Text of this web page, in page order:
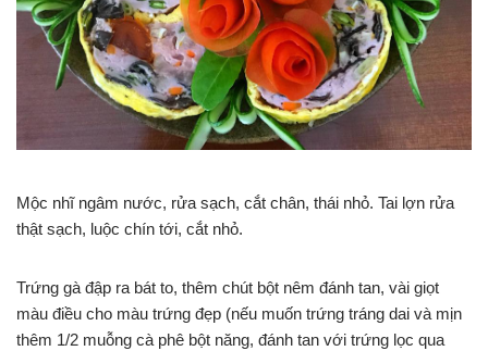
Mộc nhĩ ngâm nước, rửa sạch, cắt chân, thái nhỏ. Tai lợn rửa
thật sạch, luộc chín tới, cắt nhỏ.
Trứng gà đập ra bát to, thêm chút bột nêm đánh tan, vài giọt
màu điều cho màu trứng đẹp (nếu muốn trứng tráng dai và mịn
thêm 1/2 muỗng cà phê bột năng, đánh tan với trứng lọc qua